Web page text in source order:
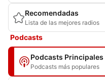
Recomendadas
Lista de las mejores radios
Podcasts
Podcasts Principales
Podcasts más populares